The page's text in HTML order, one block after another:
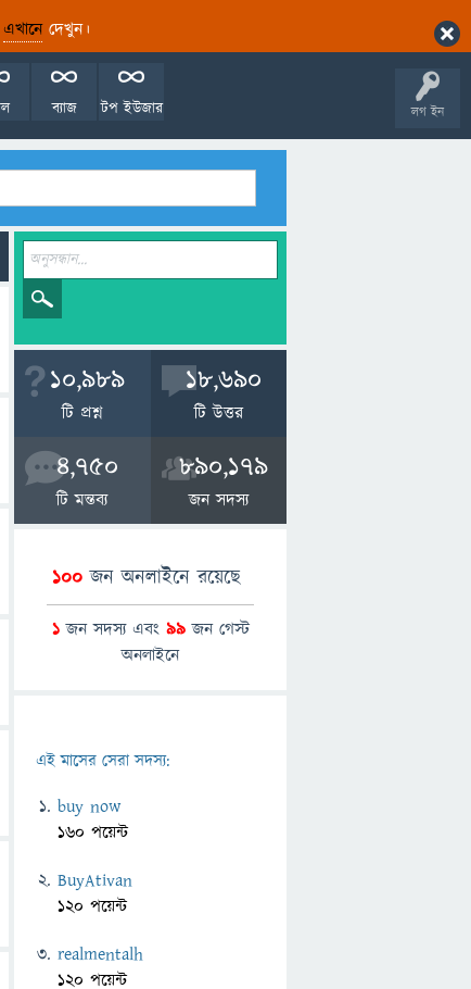
এখানেদেখুন।
লগ ইন
টপ ইউজার
ব্যাজ
10,989
টি প্রশ্ন
18,690
টি উত্তর
4,750
টি মন্তব্য
890,179
জন সদস্য
100জন অনলাইনে রয়েছে
1জন সদস্য এবং 99জন গেস্ট
অনলাইনে
এই মাসের সেরা সদস্য:
buy now
160 পয়েন্ট
BuyAtivan
120 পয়েন্ট
realmentalh
120 পয়েন্ট